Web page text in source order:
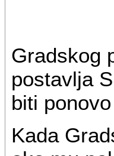
Gradskog
postavlja
biti
Kada